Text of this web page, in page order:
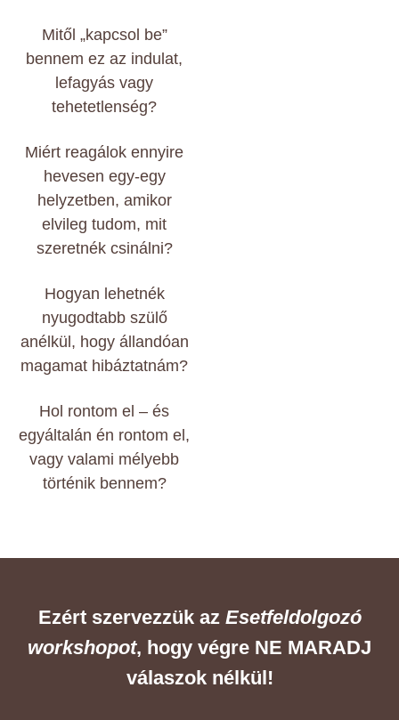
Mitől „kapcsol be”
bennem ez az indulat,
lefagyás vagy
tehetetlenség?
Miért reagálok ennyire
hevesen egy-egy
helyzetben, amikor
elvileg tudom, mit
szeretnék csinálni?
Hogyan lehetnék
nyugodtabb szülő
anélkül, hogy állandóan
magamat hibáztatnám?
Hol rontom el – és
egyáltalán én rontom el,
vagy valami mélyebb
történik bennem?
Ezért szervezzük az Esetfeldolgozó
workshopot, hogy végre NE MARADJ
válaszok nélkül!